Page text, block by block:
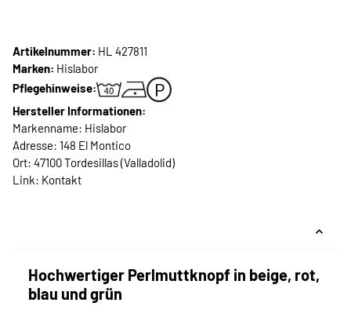
Artikelnummer: HL 427811
Marken: Hislabor
Pflegehinweise:
Hersteller Informationen:
Markenname: Hislabor
Adresse: 148 El Montico
Ort: 47100 Tordesillas (Valladolid)
Link: Kontakt
Hochwertiger Perlmuttknopf in beige, rot,
blau und grün